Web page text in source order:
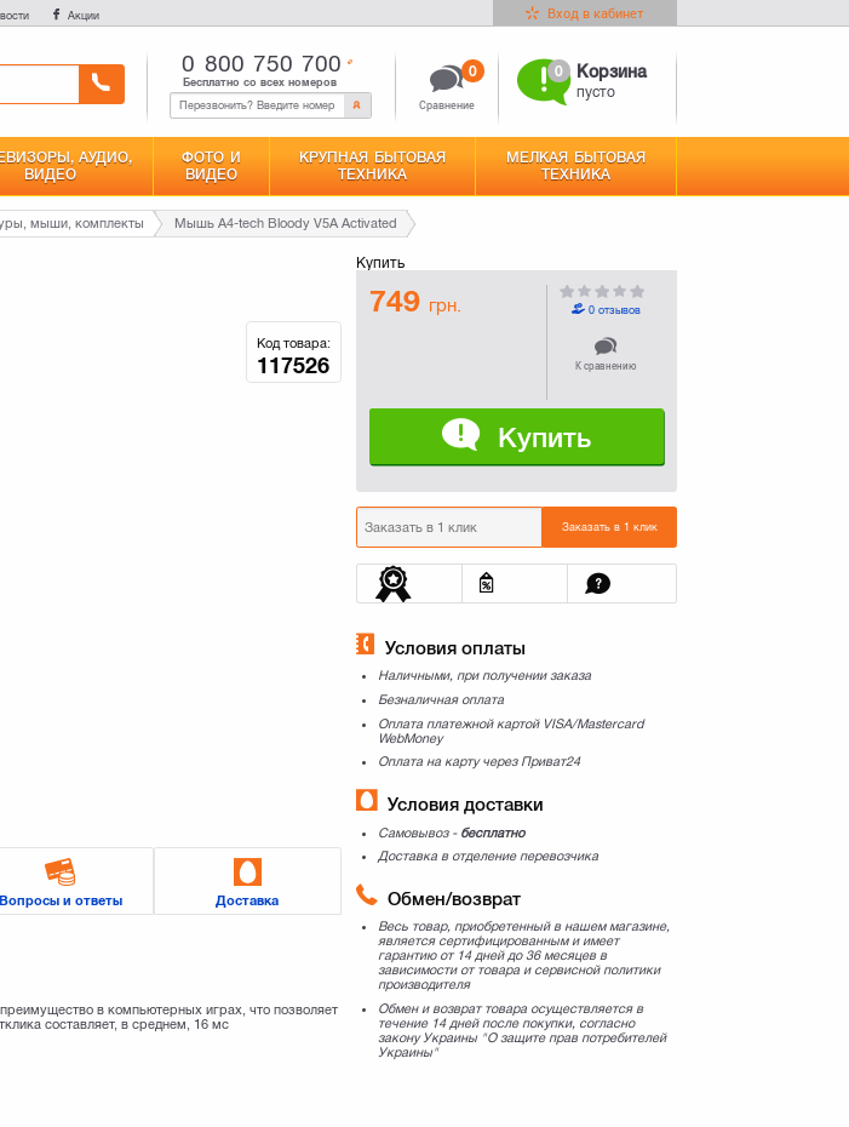
Акции Вход в кабинет
0 800 750 700
Бесплатно со всех номеров
Сравнение
0 0 Корзина
пусто
АУДИО,
ВИДЕО
ФОТО И
ВИДЕО
КРУПНАЯ БЫТОВАЯ
ТЕХНИКА
МЕЛКАЯ БЫТОВАЯ
ТЕХНИКА
мыши, комплекты Мышь A4-tech Bloody V5A Activated
Купить
Код товара:
117526
Вопросы и ответы Доставка
в компьютерных играх, что позволяет
составляет, в среднем, 16 мс
749 грн. 0 отзывов
К сравнению
Купить
Заказать в 1 клик
Условия оплаты
Наличными, при получении заказа
Безналичная оплата
Оплата платежной картой VISA/Mastercard
WebMoney
Оплата на карту через Приват24
Условия доставки
Самовывоз - бесплатно
Доставка в отделение перевозчика
Обмен/возврат
Весь товар, приобретенный в нашем магазине,
является сертифицированным и имеет
гарантию от 14 дней до 36 месяцев в
зависимости от товара и сервисной политики
производителя
Обмен и возврат товара осуществляется в
течение 14 дней после покупки, согласно
закону Украины "О защите прав потребителей
Украины"